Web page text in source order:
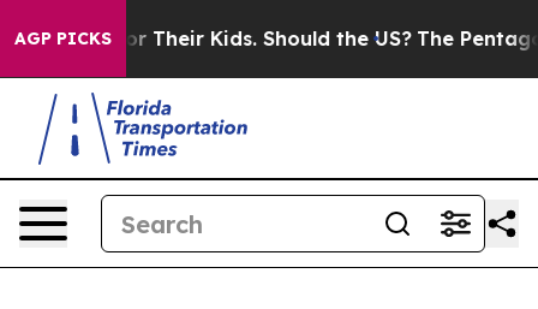
AGP PICKSfor Their Kids. Should the US? The